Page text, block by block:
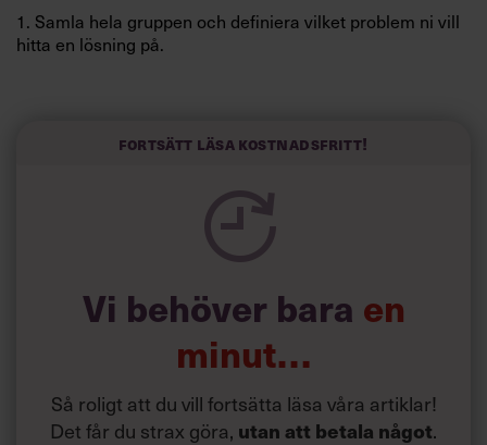
1. Samla hela gruppen och definiera vilket problem ni vill
hitta en lösning på.
3. Fortsätt med en ny runda tills samtliga personer har
passat. Då är sessionen slut och ni har förhoppningsvis
kommit på ett antal uppslag att gå vidare med.
Fortsätt läsa kostnadsfritt!
Vi behöver bara en
minut…
Så roligt att du vill fortsätta läsa våra artiklar!
Det får du strax göra, utan att betala något.